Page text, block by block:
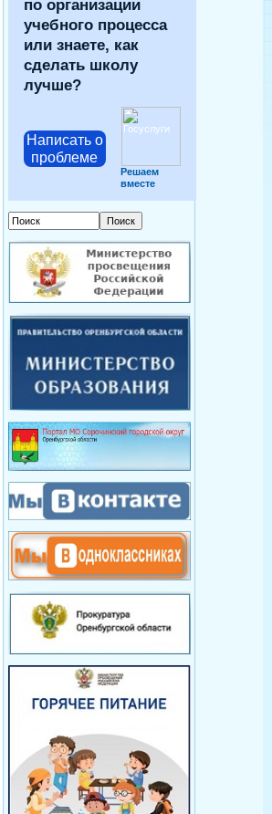
по организации
учебного процесса
или знаете, как
сделать школу
лучше?
Написать о
проблеме
Решаем
вместе